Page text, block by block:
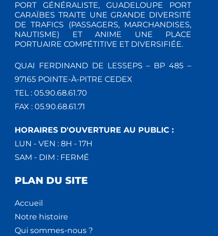
PORT GÉNÉRALISTE, GUADELOUPE PORT
CARAÏBES TRAITE UNE GRANDE DIVERSITÉ
DE TRAFICS (PASSAGERS, MARCHANDISES,
NAUTISME) ET ANIME UNE PLACE
PORTUAIRE COMPÉTITIVE ET DIVERSIFIÉE.
QUAI FERDINAND DE LESSEPS – BP 485 –
97165 POINTE-À-PITRE CEDEX
TEL : 05.90.68.61.70
FAX : 05.90.68.61.71
HORAIRES D'OUVERTURE AU PUBLIC :
LUN - VEN : 8H - 17H
SAM - DIM : FERMÉ
PLAN DU SITE
Accueil
Notre histoire
Qui sommes-nous ?